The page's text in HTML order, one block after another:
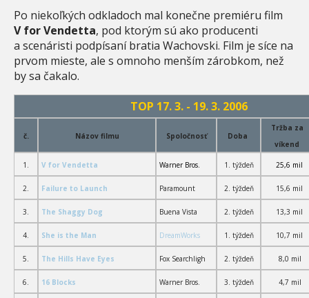
Po niekoľkých odkladoch mal konečne premiéru film
V for Vendetta, pod ktorým sú ako producenti
a scenáristi podpísaní bratia Wachovski. Film je síce na
prvom mieste, ale s omnoho menším zárobkom, než
by sa čakalo.
TOP 17. 3. - 19. 3. 2006
č. Názov filmu Spoločnosť Doba
Tržba za
víkend
1. V for Vendetta Warner Bros. 1. týždeň 25,6 mil
2. Failure to Launch Paramount 2. týždeň 15,6 mil
3. The Shaggy Dog Buena Vista 2. týždeň 13,3 mil
4. She is the Man DreamWorks 1. týždeň 10,7 mil
5. The Hills Have Eyes Fox Searchligh 2. týždeň 8,0 mil
6. 16 Blocks Warner Bros. 3. týždeň 4,7 mil